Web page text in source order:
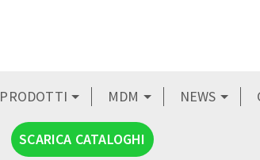
PRODOTTI MDM NEWS
SCARICA CATALOGHI